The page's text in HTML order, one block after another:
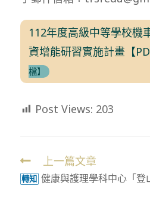
112年度高級中等學校機
資增能研習實施計畫【
檔】
Post Views: 203
Read
more
上一篇文章
轉知 健康與護理學科中心「登